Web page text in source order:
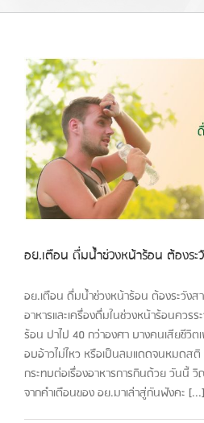
อย.เตือน ดื่มน้ำช่วงหน้าร้อน ต้องระ
อย.เตือน ดื่มน้ำช่วงหน้าร้อน ต้องระวังส
อาหารและเครื่องดื่มในช่วงหน้าร้อนควรร
ร้อน ปาไป 40 กว่าองศา บางคนเสียชีวิ
อบอ้าวไม่ไหว หรือเป็นลมแดดจนหมดสติ
กระทบต่อเรื่องอาหารการกินด้วย วันนี้
จากคำเตือนของ อย.มาเล่าสู่กันฟังคะ [...]